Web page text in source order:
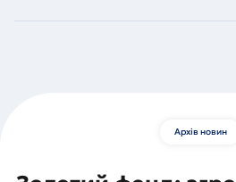
Архів новин